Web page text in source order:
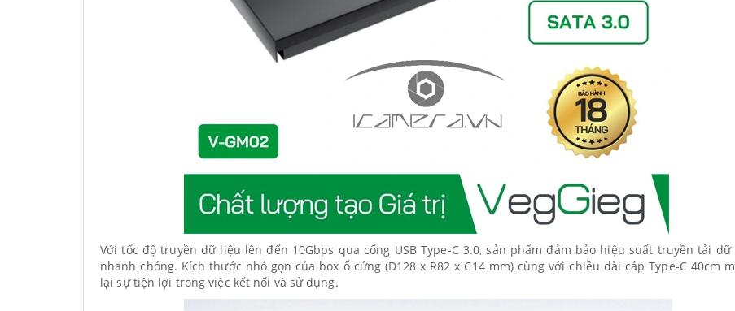
Với tốc độ truyền dữ liệu lên đến 10Gbps qua cổng USB Type-C 3.0, sản phẩm đảm bảo hiệu suất truyền tải dữ
nhanh chóng. Kích thước nhỏ gọn của box ổ cứng (D128 x R82 x C14 mm) cùng với chiều dài cáp Type-C 40cm
lại sự tiện lợi trong việc kết nối và sử dụng.